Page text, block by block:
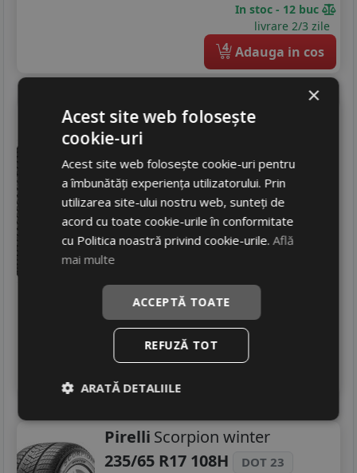
In stoc - 12 buc
livrare 2/3 zile
4 Adauga in cos
Goodyear
Vector 4seasons gen-3 suv
235/65 R17 108W DOT 25
SUV / 4x4
Aderenta
B
733RON
996 RON Discount 26
In stoc - peste 12 buc
Pirelli Scorpion winter
235/65 R17 108H
DOT 23
×
Acest site web folosește
cookie-uri
Acest site web folosește cookie-uri pentru
a îmbunătăți experiența utilizatorului. Prin
utilizarea site-ului nostru web, sunteți de
acord cu toate cookie-urile în conformitate
cu Politica noastră privind cookie-urile.Află
mai multe
ACCEPTĂ TOATE
REFUZĂ TOT
ARATĂ DETALIILE